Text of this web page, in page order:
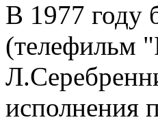
В 1977 году
(телефильм
исполнения